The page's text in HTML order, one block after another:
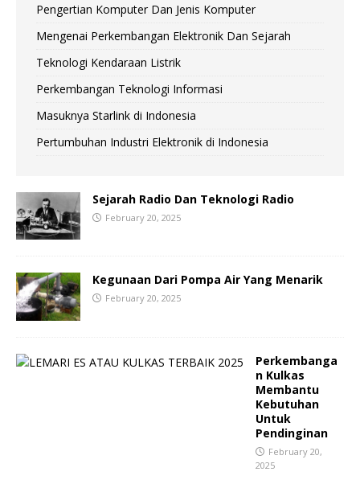
Pengertian Komputer Dan Jenis Komputer
Mengenai Perkembangan Elektronik Dan Sejarah
Teknologi Kendaraan Listrik
Perkembangan Teknologi Informasi
Masuknya Starlink di Indonesia
Pertumbuhan Industri Elektronik di Indonesia
Sejarah Radio Dan Teknologi Radio
February 20, 2025
Kegunaan Dari Pompa Air Yang Menarik
February 20, 2025
Perkembanga
n Kulkas
Membantu
Kebutuhan
Untuk
Pendinginan
February 20,
2025